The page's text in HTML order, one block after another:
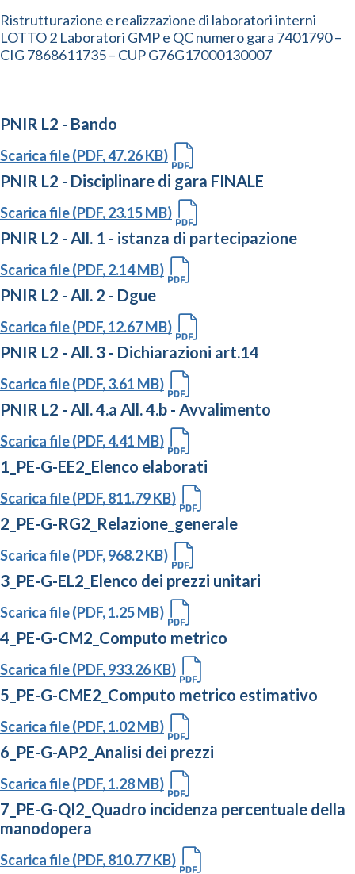
Ristrutturazione e realizzazione di laboratori interni
LOTTO 2 Laboratori GMP e QC numero gara 7401790 –
CIG 7868611735 – CUP G76G17000130007
PNIR L2 - Bando
Scarica file (PDF, 47.26 KB)
PNIR L2 - Disciplinare di gara FINALE
Scarica file (PDF, 23.15 MB)
PNIR L2 - All. 1 - istanza di partecipazione
Scarica file (PDF, 2.14 MB)
PNIR L2 - All. 2 - Dgue
Scarica file (PDF, 12.67 MB)
PNIR L2 - All. 3 - Dichiarazioni art.14
Scarica file (PDF, 3.61 MB)
PNIR L2 - All. 4.a All. 4.b - Avvalimento
Scarica file (PDF, 4.41 MB)
1_PE-G-EE2_Elenco elaborati
Scarica file (PDF, 811.79 KB)
2_PE-G-RG2_Relazione_generale
Scarica file (PDF, 968.2 KB)
3_PE-G-EL2_Elenco dei prezzi unitari
Scarica file (PDF, 1.25 MB)
4_PE-G-CM2_Computo metrico
Scarica file (PDF, 933.26 KB)
5_PE-G-CME2_Computo metrico estimativo
Scarica file (PDF, 1.02 MB)
6_PE-G-AP2_Analisi dei prezzi
Scarica file (PDF, 1.28 MB)
7_PE-G-QI2_Quadro incidenza percentuale della
manodopera
Scarica file (PDF, 810.77 KB)